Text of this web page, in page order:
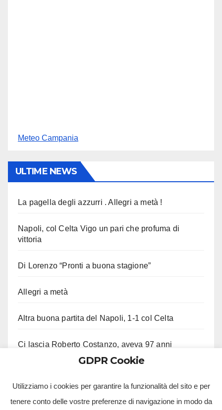
Meteo Campania
ULTIME NEWS
La pagella degli azzurri . Allegri a metà !
Napoli, col Celta Vigo un pari che profuma di
vittoria
Di Lorenzo “Pronti a buona stagione”
Allegri a metà
Altra buona partita del Napoli, 1-1 col Celta
Ci lascia Roberto Costanzo, aveva 97 anni
GDPR Cookie
Utilizziamo i cookies per garantire la funzionalità del sito e per
tenere conto delle vostre preferenze di navigazione in modo da